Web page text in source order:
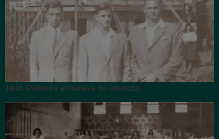
1946: Primeira autoclave de cavacos